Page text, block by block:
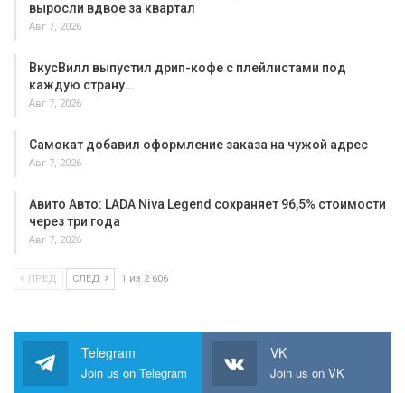
выросли вдвое за квартал
Авг 7, 2026
ВкусВилл выпустил дрип-кофе с плейлистами под
каждую страну…
Авг 7, 2026
Самокат добавил оформление заказа на чужой адрес
Авг 7, 2026
Авито Авто: LADA Niva Legend сохраняет 96,5% стоимости
через три года
Авг 7, 2026
ПРЕД СЛЕД 1 из 2 606
Telegram
Join us on Telegram
VK
Join us on VK